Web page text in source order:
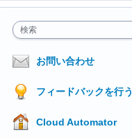
検索
お問い合わせ
フィードバックを行う
Cloud Automator